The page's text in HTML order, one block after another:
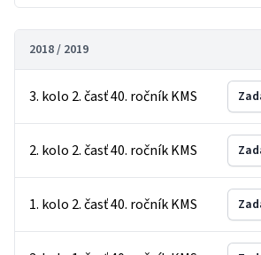
2018 / 2019
3. kolo 2. časť 40. ročník KMS
2. kolo 2. časť 40. ročník KMS
1. kolo 2. časť 40. ročník KMS